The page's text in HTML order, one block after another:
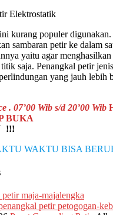
Elektrostatik
kurang populer
sambaran petir ke dalam
yaitu agar menghasilkan
saja. Penangkal petir
yang jauh lebih
. 07’00 Wib s/d 20’00 Wib
BUKA
!!!
WAKTU BISA
maja-majalengka
petir petogogan-